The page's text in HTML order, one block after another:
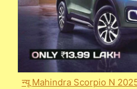
न्यू Mahindra Scorpio N 2025